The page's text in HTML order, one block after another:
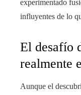
experimentado
influyentes de lo
El desafío
realmente
Aunque el